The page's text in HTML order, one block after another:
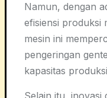
Namun, dengan
efisiensi produksi
mesin ini
pengeringan
kapasitas
Selain itu, inovasi